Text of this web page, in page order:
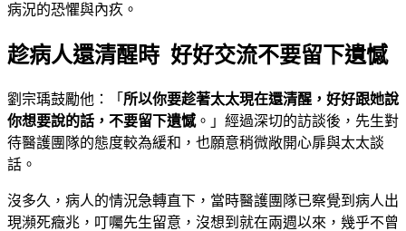
病況的恐懼與內疚。
趁病人還清醒時 好好交流不要留下遺憾
劉宗瑀鼓勵他：「 所以你要趁著太太現在還清醒，好好跟她說
你想要說的話，不要留下遺憾。」經過深切的訪談後，先生對
待醫護團隊的態度較為緩和，也願意稍微敞開心扉與太太談
話。
沒多久，病人的情況急轉直下，當時醫護團隊已察覺到病人出
現瀕死癥兆，叮囑先生留意，沒想到就在兩週以來，幾乎不曾